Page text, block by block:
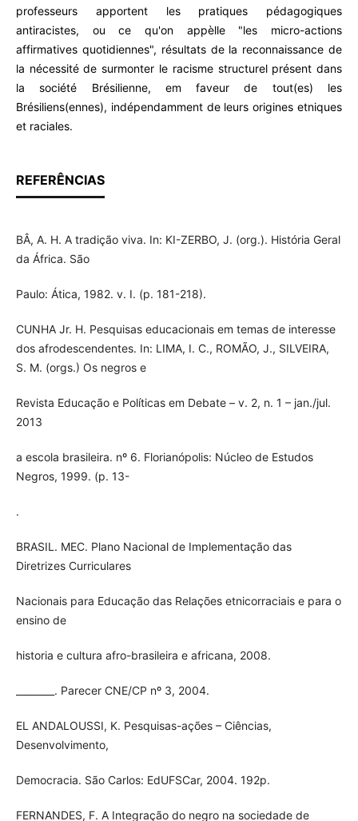
professeurs apportent les pratiques pédagogiques
antiracistes, ou ce qu'on appèlle "les micro-actions
affirmatives quotidiennes", résultats de la reconnaissance de
la nécessité de surmonter le racisme structurel présent dans
la société Brésilienne, em faveur de tout(es) les
Brésiliens(ennes), indépendamment de leurs origines etniques
et raciales.
REFERÊNCIAS
BÂ, A. H. A tradição viva. In: KI-ZERBO, J. (org.). História Geral
da África. São
Paulo: Ática, 1982. v. I. (p. 181-218).
CUNHA Jr. H. Pesquisas educacionais em temas de interesse
dos afrodescendentes. In: LIMA, I. C., ROMÃO, J., SILVEIRA,
S. M. (orgs.) Os negros e
Revista Educação e Políticas em Debate – v. 2, n. 1 – jan./jul.
2013
a escola brasileira. nº 6. Florianópolis: Núcleo de Estudos
Negros, 1999. (p. 13-
.
BRASIL. MEC. Plano Nacional de Implementação das
Diretrizes Curriculares
Nacionais para Educação das Relações etnicorraciais e para o
ensino de
historia e cultura afro-brasileira e africana, 2008.
________. Parecer CNE/CP nº 3, 2004.
EL ANDALOUSSI, K. Pesquisas-ações – Ciências,
Desenvolvimento,
Democracia. São Carlos: EdUFSCar, 2004. 192p.
FERNANDES, F. A Integração do negro na sociedade de